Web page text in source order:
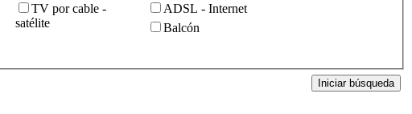
TV por cable -
satélite
ADSL - Internet
Balcón